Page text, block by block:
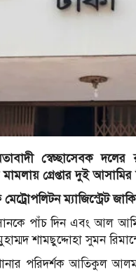
স্বেচ্ছাসেবক
গ্রেপ্তার দুই
ম্যাজিস্ট্রেট
পাঁচ দিন এবং আল
শামছুদ্দোহা সুমন
পরিদর্শক আতিকুল